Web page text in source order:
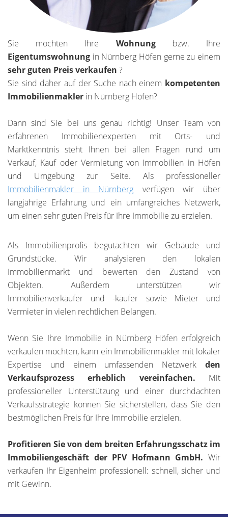
Sie möchten Ihre Wohnungbzw. Ihre
Eigentumswohnung in Nürnberg Höfen gerne zu einem
sehr guten Preis verkaufen ?
Sie sind daher auf der Suche nach einem kompetenten
Immobilienmakler in Nürnberg Höfen?
Dann sind Sie bei uns genau richtig! Unser Team von
erfahrenen Immobilienexperten mit Orts- und
Marktkenntnis steht Ihnen bei allen Fragen rund um
Verkauf, Kauf oder Vermietung von Immobilien in Höfen
und Umgebung zur Seite. Als professioneller
Immobilienmakler in Nürnberg verfügen wir über
langjährige Erfahrung und ein umfangreiches Netzwerk,
um einen sehr guten Preis für Ihre Immobilie zu erzielen.
Als Immobilienprofis begutachten wir Gebäude und
Grundstücke. Wir analysieren den lokalen
Immobilienmarkt und bewerten den Zustand von
Objekten. Außerdem unterstützen wir
Immobilienverkäufer und -käufer sowie Mieter und
Vermieter in vielen rechtlichen Belangen.
Wenn Sie Ihre Immobilie in Nürnberg Höfen erfolgreich
verkaufen möchten, kann ein Immobilienmakler mit lokaler
Expertise und einem umfassenden Netzwerk den
Verkaufsprozess erheblich vereinfachen. Mit
professioneller Unterstützung und einer durchdachten
Verkaufsstrategie können Sie sicherstellen, dass Sie den
bestmöglichen Preis für Ihre Immobilie erzielen.
Profitieren Sie von dem breiten Erfahrungsschatz im
Immobiliengeschäft der PFV Hofmann GmbH. Wir
verkaufen Ihr Eigenheim professionell: schnell, sicher und
mit Gewinn.